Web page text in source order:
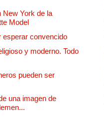
New York de la
Model
esperar convencido
y moderno. Todo
pueden ser
una imagen de